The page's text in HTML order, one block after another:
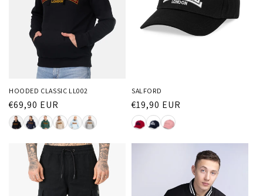
HOODED CLASSIC LL002
Normaler
Preis
€69,90 EUR
SALFORD
Normaler
Preis
€19,90 EUR